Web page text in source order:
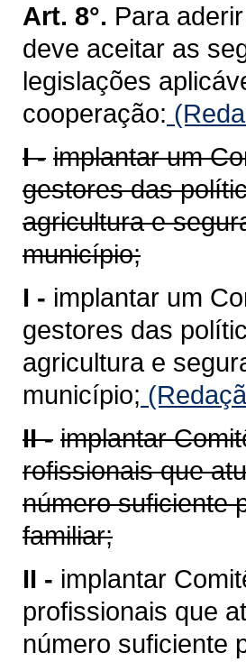
Art. 8°. Para
deve aceitar as
legislações
cooperação:
I - implantar um
gestores das
agricultura e
município;
I - implantar um
gestores das
agricultura e
município;
II - implantar
rofissionais que
número suficiente
familiar;
II - implantar
profissionais que
número suficiente